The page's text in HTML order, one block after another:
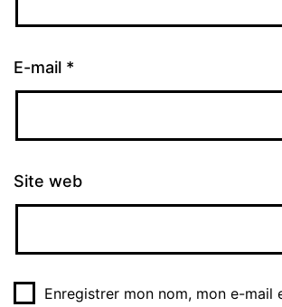
E-mail *
Site web
Enregistrer mon nom, mon e-mail